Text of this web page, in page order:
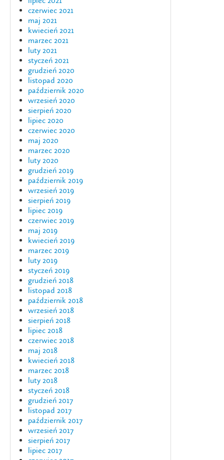
czerwiec 2021
maj 2021
kwiecień 2021
marzec 2021
luty 2021
styczeń 2021
grudzień 2020
listopad 2020
październik 2020
wrzesień 2020
sierpień 2020
lipiec 2020
czerwiec 2020
maj 2020
marzec 2020
luty 2020
grudzień 2019
październik 2019
wrzesień 2019
sierpień 2019
lipiec 2019
czerwiec 2019
maj 2019
kwiecień 2019
marzec 2019
luty 2019
styczeń 2019
grudzień 2018
listopad 2018
październik 2018
wrzesień 2018
sierpień 2018
lipiec 2018
czerwiec 2018
maj 2018
kwiecień 2018
marzec 2018
luty 2018
styczeń 2018
grudzień 2017
listopad 2017
październik 2017
wrzesień 2017
sierpień 2017
lipiec 2017